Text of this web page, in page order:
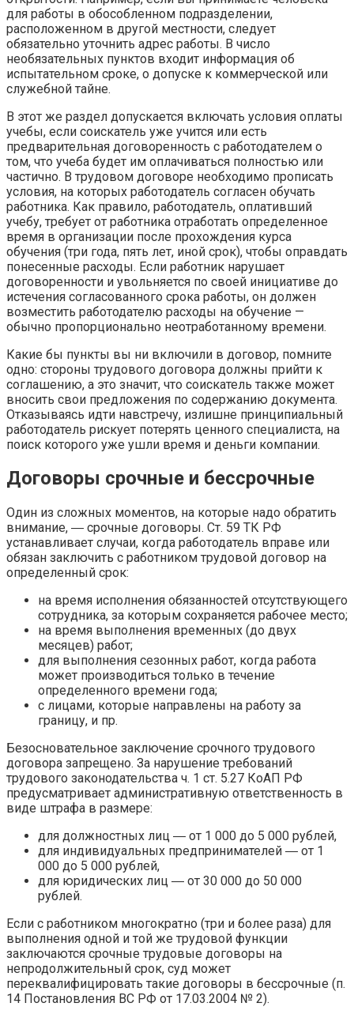
для работы в обособленном подразделении,
расположенном в другой местности, следует
обязательно уточнить адрес работы. В число
необязательных пунктов входит информация об
испытательном сроке, о допуске к коммерческой или
служебной тайне.
В этот же раздел допускается включать условия оплаты
учебы, если соискатель уже учится или есть
предварительная договоренность с работодателем о
том, что учеба будет им оплачиваться полностью или
частично. В трудовом договоре необходимо прописать
условия, на которых работодатель согласен обучать
работника. Как правило, работодатель, оплативший
учебу, требует от работника отработать определенное
время в организации после прохождения курса
обучения (три года, пять лет, иной срок), чтобы оправдать
понесенные расходы. Если работник нарушает
договоренности и увольняется по своей инициативе до
истечения согласованного срока работы, он должен
возместить работодателю расходы на обучение —
обычно пропорционально неотработанному времени.
Какие бы пункты вы ни включили в договор, помните
одно: стороны трудового договора должны прийти к
соглашению, а это значит, что соискатель также может
вносить свои предложения по содержанию документа.
Отказываясь идти навстречу, излишне принципиальный
работодатель рискует потерять ценного специалиста, на
поиск которого уже ушли время и деньги компании.
Договоры срочные и бессрочные
Один из сложных моментов, на которые надо обратить
внимание, ― срочные договоры. Ст. 59 ТК РФ
устанавливает случаи, когда работодатель вправе или
обязан заключить с работником трудовой договор на
определенный срок:
на время исполнения обязанностей отсутствующего
сотрудника, за которым сохраняется рабочее место;
на время выполнения временных (до двух
месяцев) работ;
для выполнения сезонных работ, когда работа
может производиться только в течение
определенного времени года;
с лицами, которые направлены на работу за
границу, и пр.
Безосновательное заключение срочного трудового
договора запрещено. За нарушение требований
трудового законодательства ч. 1 ст. 5.27 КоАП РФ
предусматривает административную ответственность в
виде штрафа в размере:
для должностных лиц ― от 1 000 до 5 000 рублей,
для индивидуальных предпринимателей ― от 1
000 до 5 000 рублей,
для юридических лиц ― от 30 000 до 50 000
рублей.
Если с работником многократно (три и более раза) для
выполнения одной и той же трудовой функции
заключаются срочные трудовые договоры на
непродолжительный срок, суд может
переквалифицировать такие договоры в бессрочные (п.
14 Постановления ВС РФ от 17.03.2004 № 2).